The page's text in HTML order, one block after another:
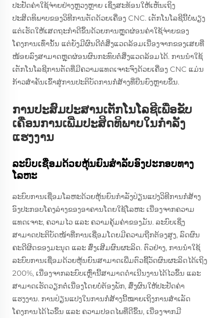
ປະຢັດຄ່າໃຊ້ຈ່າຍຢ່າງຫຼວງຫຼາຍ ເຊິ່ງສະທ້ອນໃຫ້ເຫັນເຖິງ
ປະສິດທິພາບຂອງວິທີການຕັດດ້ວຍເຄື່ອງ CNC. ເຕັກໂນໂລຊີນີ້ບໍ່ພຽງ
ແຕ່ເຮັດໃຫ້ເສດຖະກຳດີຂຶ້ນດ້ວຍການຫຼຸດຜ່ອນຄ່າໃຊ້ຈ່າຍຂອງ
ໂຄງການເທົ່ານັ້ນ ແຕ່ຍັງມີຜົນດີຕໍ່ສິ່ງແວດລ້ອມເນື່ອງຈາກຂອງເສຍທີ່
ໜ້ອຍລົງສາມາດຫຼຸດຜ່ອນຜົນກະທົບຕໍ່ສິ່ງແວດລ້ອມໄດ້. ການນຳໃຊ້
ເຕັກໂນໂລຊີການຕັດທີ່ມີຄວາມແທດເຈາະຈົງດ້ວຍເຄື່ອງ CNC ແມ່ນ
ກ້າວສຳຄັນເຂົ້າສູ່ການປະຕິບັດການກໍ່ສ້າງທີ່ຍືນຍົງຫຼາຍຂຶ້ນ.
ການປະສົມປະສານເຕັກໂນໂລຊີເພື່ອຂັບ
ເຄື່ອນການເພີ່ມປະສິດທິພາບໃນກຳລັງ
ແຮງງານ
ລະບົບເຊື່ອມດ້ວຍຫຸ້ນຍົນສຳລັບອົງປະກອບທາງ
ໂລຫະ
ລະບົບການເຊື່ອມໂລຫະດ້ວຍຫຸ້ນຍົນກໍາລັງປ່ຽນແປງວິທີການກໍ່ສ້າງ
ອົງປະກອບໂຄງລ່າງຂອງອາຄານໂດຍໃຊ້ໂລຫະ ເນື່ອງຈາກຄວາມ
ແທດເຈາະ, ຄວາມໄວ ແລະ ຄວາມຄຸ້ມຄ່າຂອງມັນ. ລະບົບເຊິ່ງ
ສາມາດປະຕິບັດໜ້າທີ່ການເຊື່ອມໂດຍມີຄວາມຖືກຕ້ອງສູງ, ລົດຜົນ
ຄະດີຜິດຂອງມະນຸດ ແລະ ສົ່ງເສີມຜົນຜະລິດ. ຕົວຢ່າງ, ການນຳໃຊ້
ລະບົບການເຊື່ອມດ້ວຍຫຸ້ນຍົນສາມາດເພີ່ມຕົວຊີ້ວັດຜົນຜະລິດໄດ້ເຖິງ
200%, ເນື່ອງຈາກລະບົບເຫຼົ່ານີ້ສາມາດດຳເນີນງານໄດ້ໄວຂຶ້ນ ແລະ
ສາມາດເຮັດວຽກຕໍ່ເນື່ອງໂດຍບໍ່ຕ້ອງພັກ, ສົ່ງຜົນໃຫ້ປະຢັດຄ່າ
ແຮງງານ. ການປ່ຽນແປງໃນການກໍ່ສ້າງນີ້ໝາຍເຖິງການສຳເລັດ
ໂຄງການໄດ້ໄວຂຶ້ນ ແລະ ຄວາມປອດໄພທີ່ດີຂຶ້ນ, ເນື່ອງຈາກມີ